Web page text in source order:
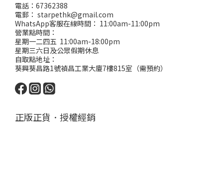
電話：67362388
電郵： starpethk@gmail.com
WhatsApp客服在線時間： 11:00am-11:00pm
營業點時間：
星期一二四五 11:00am-18:00pm
星期三六日及公眾假期休息
自取點地址：
葵興葵昌路1號禎昌工業大廈7樓815室（需預約）
正版正貨．授權經銷